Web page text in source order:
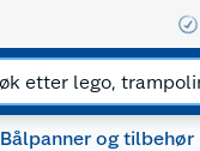
Bålpanner og tilbehør